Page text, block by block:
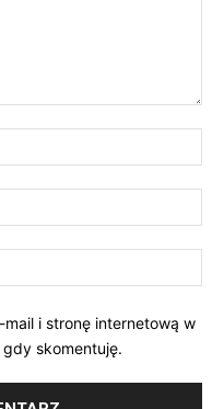
i stronę internetową w
skomentuję.